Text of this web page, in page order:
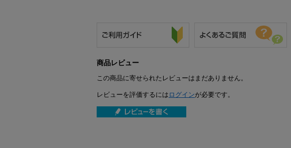
商品レビュー
この商品に寄せられたレビューはまだありません。
レビューを評価するには ログインが必要です。